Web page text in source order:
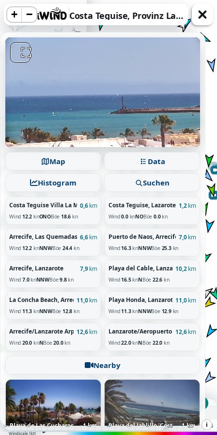
FR 15:00 UTC
Freitag, 07.08.26
000102030405060708091011121314 151617181920212223 0001020304 05 06
Windscale [kt] 10
20
30
50
60+
information.
Reject
+ − Costa Teguise, Provinz Las Palmas
Map Data
Histogram Suchen
Costa Teguise Villa La Morena, Lanzarote
0,6 km
Wind 12.2 knONOBöe18.6 kn
Costa Teguise, Lazarote 1,2km
Wind0.0knNOBöe 0.0kn
Arrecife, Las Quemadas, Lanzarote
6,6 km
Wind 12.2 knNNWBöe24.4 kn
Puerto de Naos, Arrecife, Lanzarote
7,0km
Wind16.3knNNWBöe 25.3kn
Arrecife, Lanzarote 7,9 km
Wind 7.0knNNWBöe9.8kn
Playa del Cable, Lanzarote
10,2km
Wind16.5knNBöe 22.6 kn
La Concha Beach, Arrecife, Lanzarote
11,0 km
Wind 11.3 knNNWBöe12.8 kn
Playa Honda, Lanzarote11,0km
Wind11.3knNNWBöe 12.9kn
Arrecife/Lanzarote Arpt 12,6 km
Wind 20.0 knNBöe20.0kn
Lanzarote/Aeropuerto 12,6km
Wind22.0knNBöe 22.0 kn
Nearby
Playa de Las Cucharas, Costa Teguise, Lanzarote 1 km Playa del Jablillo, Costa Teguise, Lanzarote 1 km i